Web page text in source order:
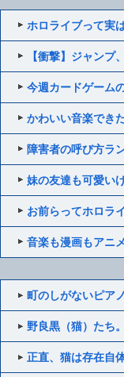
ホロライブって実
【衝撃】ジャンプ
今週カードゲーム
かわいい音楽でき
障害者の呼び方ラ
妹の友達も可愛い
お前らってホロラ
音楽も漫画もアニ
町のしがないピア
野良黒（猫）たち
正直、猫は存在自